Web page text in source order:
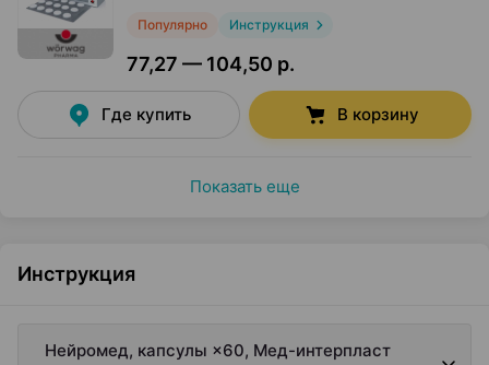
Популярно Инструкция
77,27 — 104,50 р.
Где купить В корзину
Показать еще
Инструкция
Нейромед, капсулы ×60, Мед-интерпласт